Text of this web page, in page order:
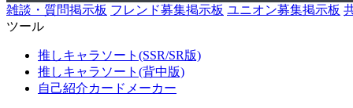
雑談・質問掲示板 フレンド募集掲示板 ユニオン募集掲示板
ツール
推しキャラソート(SSR/SR版)
推しキャラソート(背中版)
自己紹介カードメーカー